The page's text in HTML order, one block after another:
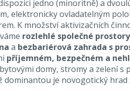
jedno (minoritně) a
elektronicky ovladatelným
K množství aktivizačních
rozlehlé společné prostory
a bezbariérová zahrada s
příjemném, bezpečném a
domy, stromy a zelení s
dominantou je novogotický